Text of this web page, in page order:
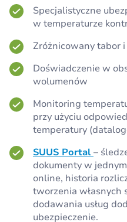
Specjalistyczne
w temperaturze
Zróżnicowany tabor
Doświadczenie w
wolumenów
Monitoring
przy użyciu
temperatury
SUUS Portal–
dokumenty w
online, historia
tworzenia własnych
dodawania usług
ubezpieczenie.